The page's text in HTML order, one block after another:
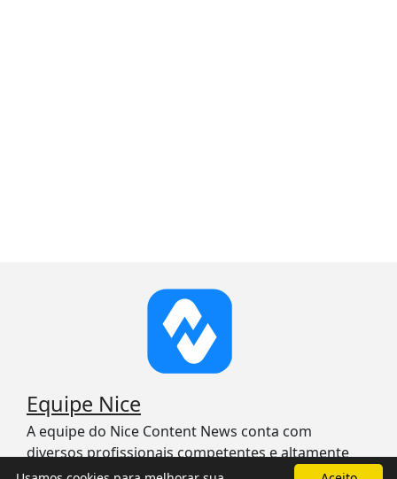
Equipe Nice
A equipe do Nice Content News conta com
diversos profissionais competentes e altamente
qualificados para trazer o melhor conteúdo para